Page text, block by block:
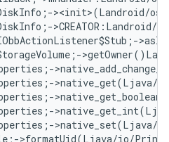
DiskInfo;-><init>(Landroid/
>formatUid(Ljava/io/